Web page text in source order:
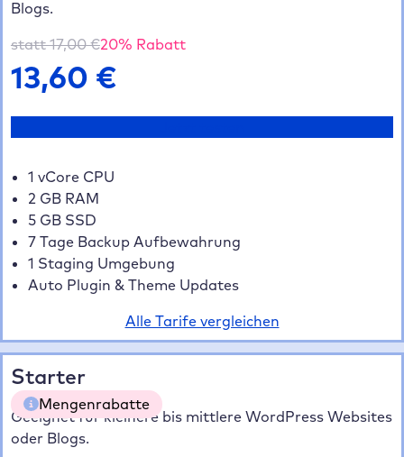
Blogs.
statt17,00€20% Rabatt
13,60 €
1 vCore CPU
2 GB RAM
5 GB SSD
7 Tage Backup Aufbewahrung
1 Staging Umgebung
Auto Plugin & Theme Updates
Alle Tarife vergleichen
Starter
Mengenrabatte
5 Websites
Geeignet für kleinere bis mittlere WordPress Websites
oder Blogs.